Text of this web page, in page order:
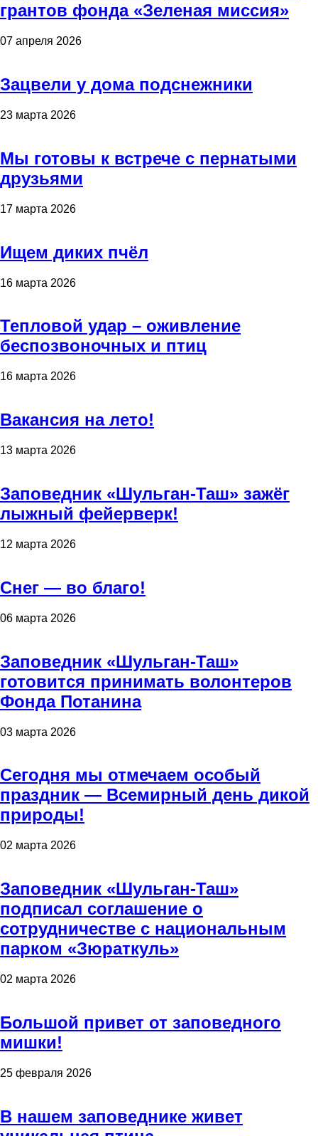
грантов фонда «Зеленая миссия»
07 апреля 2026
Зацвели у дома подснежники
23 марта 2026
Мы готовы к встрече с пернатыми
друзьями
17 марта 2026
Ищем диких пчёл
16 марта 2026
Тепловой удар – оживление
беспозвоночных и птиц
16 марта 2026
Вакансия на лето!
13 марта 2026
Заповедник «Шульган-Таш» зажёг
лыжный фейерверк!
12 марта 2026
Снег — во благо!
06 марта 2026
Заповедник «Шульган-Таш»
готовится принимать волонтеров
Фонда Потанина
03 марта 2026
Сегодня мы отмечаем особый
праздник — Всемирный день дикой
природы!
02 марта 2026
Заповедник «Шульган-Таш»
подписал соглашение о
сотрудничестве с национальным
парком «Зюраткуль»
02 марта 2026
Большой привет от заповедного
мишки!
25 февраля 2026
В нашем заповеднике живет